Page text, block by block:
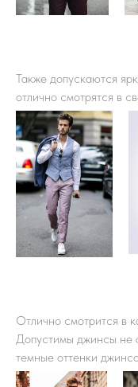
Также допускаются
отлично смотрятся в
Отлично смотрится в
Допустимы джинсы не
темные оттенки